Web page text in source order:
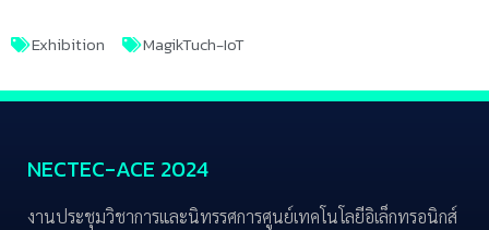
Exhibition MagikTuch-IoT
NECTEC-ACE 2024
งานประชุมวิชาการและนิทรรศการศูนย์เทคโนโลยีอิเล็กทรอนิกส์